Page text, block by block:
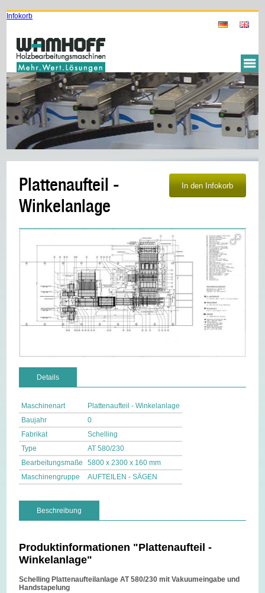
Infokorb
Plattenaufteil -
Winkelanlage
Details
Maschinenart
Plattenaufteil - Winkelanlage
Baujahr
0
Fabrikat
Schelling
Type
AT 580/230
Bearbeitungsmaße
5800 x 2300 x 160 mm
Maschinengruppe
AUFTEILEN - SÄGEN
Beschreibung
Produktinformationen "Plattenaufteil -
Winkelanlage"
Schelling Plattenaufteilanlage AT 580/230 mit Vakuumeingabe und
Handstapelung